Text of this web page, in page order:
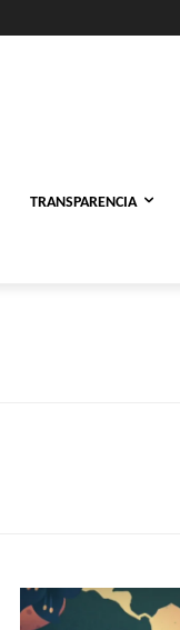
TRANSPARENCIA